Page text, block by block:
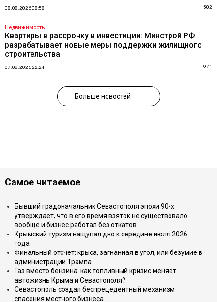
08.08.2026 08:58 502
Недвижимость
Квартиры в рассрочку и инвестиции: Минстрой РФ
разрабатывает новые меры поддержки жилищного
строительства
07.08.2026 22:24 971
Больше новостей
Самое читаемое
Бывший градоначальник Севастополя эпохи 90-х
утверждает, что в его время взяток не существовало
вообще и бизнес работал без откатов
Крымский туризм нащупал дно к середине июля 2026
года
Финальный отсчёт: крыса, загнанная в угол, или безумие в
администрации Трампа
Газ вместо бензина: как топливный кризис меняет
автожизнь Крыма и Севастополя?
Севастополь создал беспрецедентный механизм
спасения местного бизнеса